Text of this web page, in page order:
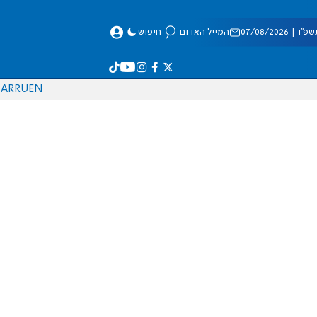
08/2026 המייל האדום חיפוש
EN
RU
AR